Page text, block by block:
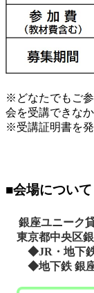
※ どなたでもご
会を受講できな
※受講証明書を発
■会場について
銀座ユニーク
東京都中央区銀
◆JR・地下
◆地下鉄 銀座